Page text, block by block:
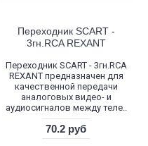
Переходник SCART -
3гн.RCA REXANT
Переходник SCART - 3гн.RCA
REXANT предназначен для
качественной передачи
аналоговых видео- и
аудиосигналов между теле..
70.2 руб